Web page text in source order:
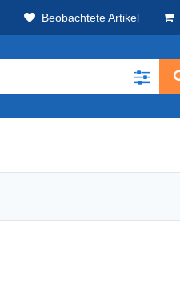
Beobachtete Artikel